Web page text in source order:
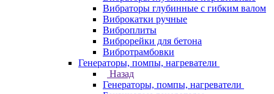
Вибраторы глубинные с гибким валом
Виброкатки ручные
Виброплиты
Виброрейки для бетона
Вибротрамбовки
Генераторы, помпы, нагреватели
Назад
Генераторы, помпы, нагреватели